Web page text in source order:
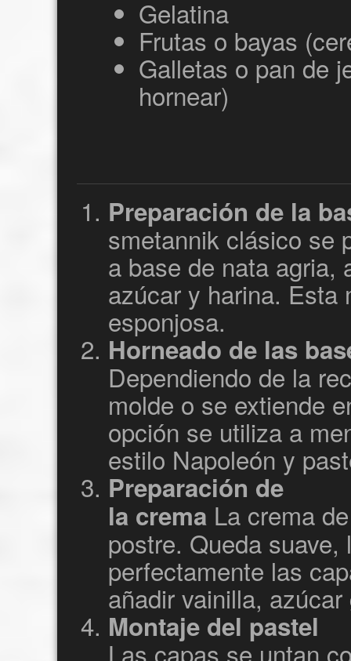
Gelatina
Frutas o bayas
Galletas o pan de
hornear)
Preparación de la
smetannik clásico se
a base de nata agria,
azúcar y harina. Esta
esponjosa.
Horneado de las
Dependiendo de la
molde o se extiende
opción se utiliza a
estilo Napoleón y
Preparación de
la cremaLa crema
postre. Queda
perfectamente las
añadir vainilla,
Montaje del pastel
Las capas se untan